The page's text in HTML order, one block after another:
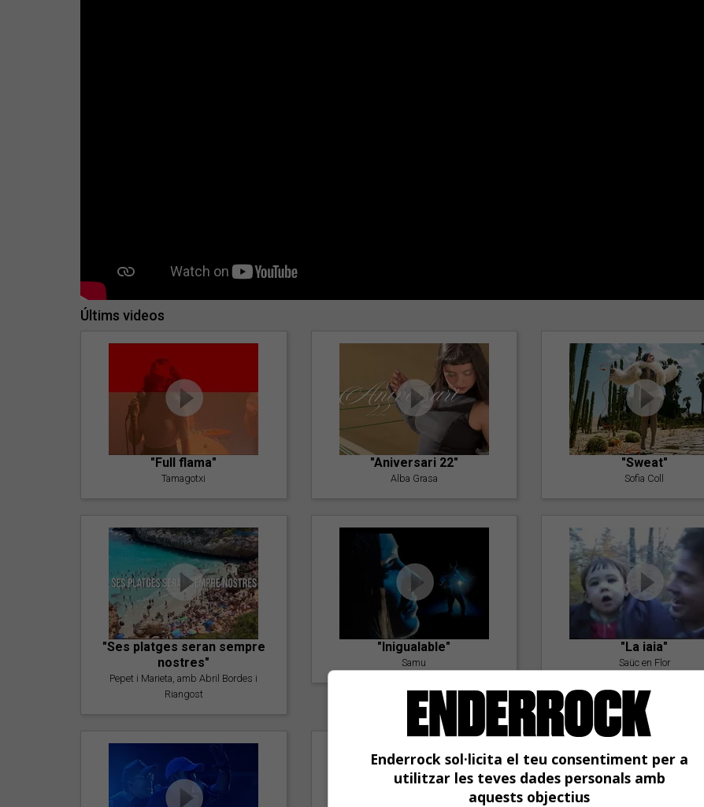
Últims videos
"Full flama"
Tamagotxi
"Aniversari 22"
Alba Grasa
"Sweat"
Sofia Coll
"Ses platges seran sempre
nostres"
Pepet i Marieta, amb Abril Bordes i
Riangost
"Inigualable"
Samu
"La iaia"
Saüc en Flor
Enderrock sol·licita el teu consentiment per a
utilitzar les teves dades personals amb
aquests objectius